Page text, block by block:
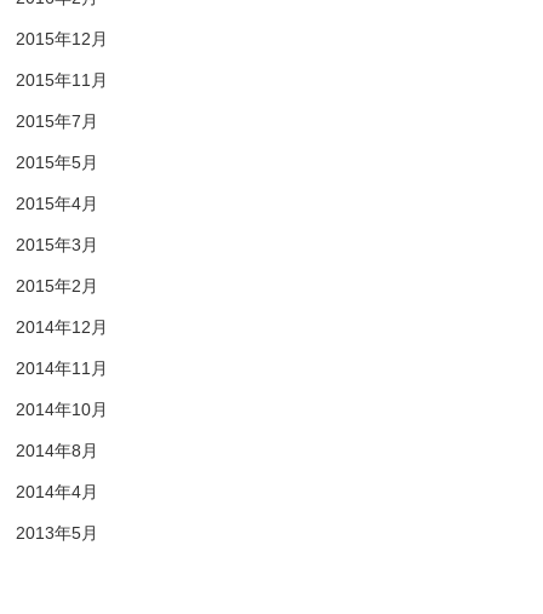
2015年12月
2015年11月
2015年7月
2015年5月
2015年4月
2015年3月
2015年2月
2014年12月
2014年11月
2014年10月
2014年8月
2014年4月
2013年5月